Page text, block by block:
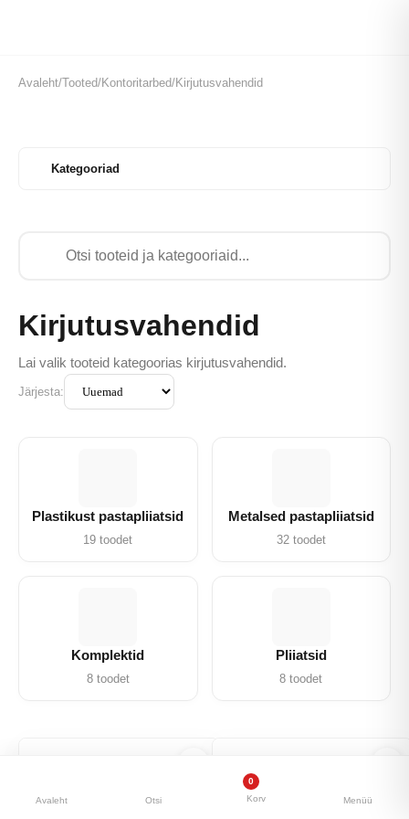
Avaleht/Tooted/Kontoritarbed/Kirjutusvahendid
Kategooriad
Kirjutusvahendid
Lai valik tooteid kategoorias kirjutusvahendid.
Järjesta:
Plastikust
pastapliiatsid
Metalsed
pastapliiatsid
Komplektid Pliiatsid
Avaleht Otsi
0
Korv
Menüü